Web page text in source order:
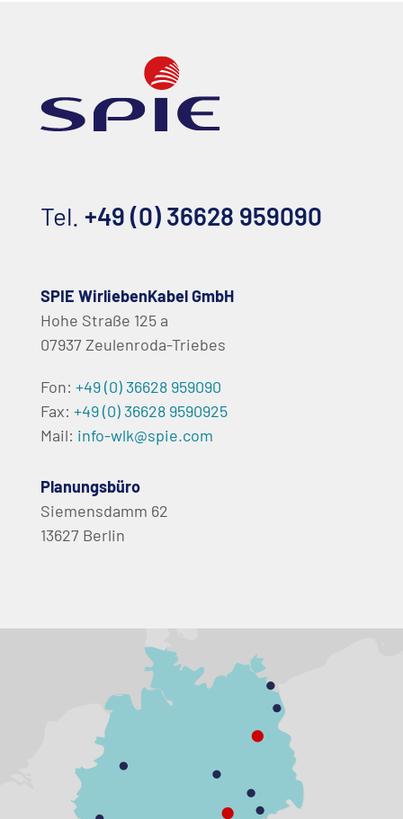
Tel. +49 (0) 36628 959090
SPIE WirliebenKabel GmbH
Hohe Straße 125 a
07937 Zeulenroda-Triebes
Planungsbüro
Siemensdamm 62
13627 Berlin
Fon: +49 (0) 36628 959090
Fax: +49 (0) 36628 9590925
Mail: info-wlk@spie.com